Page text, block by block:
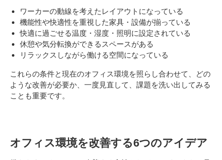
ワーカーの動線を考えたレイアウトになっている
機能性や快適性を重視した家具・設備が揃っている
快適に過ごせる温度・湿度・照明に設定されている
休憩や気分転換ができるスペースがある
リラックスしながら働ける空間になっている
これらの条件と現在のオフィス環境を照らし合わせて、どの
ような改善が必要か、一度見直して、課題を洗い出してみる
ことも重要です。
オフィス環境を改善する6つのアイデア